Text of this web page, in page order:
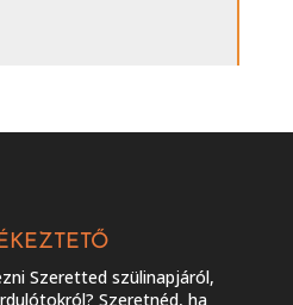
Szeretted szülinapjáról,
Szeretnéd, ha